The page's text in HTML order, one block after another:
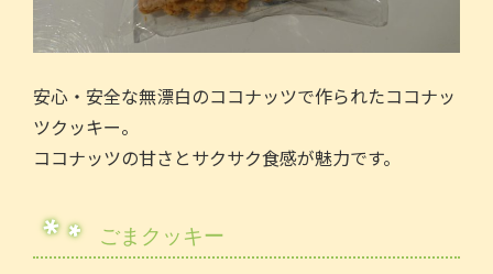
安心・安全な無漂白のココナッツで作られたココナッ
ツクッキー。
ココナッツの甘さとサクサク食感が魅力です。
ごまクッキー